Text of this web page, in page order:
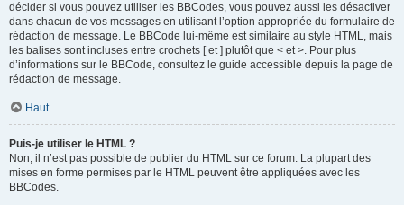
décider si vous pouvez utiliser les BBCodes, vous pouvez aussi les désactiver
dans chacun de vos messages en utilisant l’option appropriée du formulaire de
rédaction de message. Le BBCode lui-même est similaire au style HTML, mais
les balises sont incluses entre crochets [ et ] plutôt que < et >. Pour plus
d’informations sur le BBCode, consultez le guide accessible depuis la page de
rédaction de message.
Haut
Puis-je utiliser le HTML ?
Non, il n’est pas possible de publier du HTML sur ce forum. La plupart des
mises en forme permises par le HTML peuvent être appliquées avec les
BBCodes.